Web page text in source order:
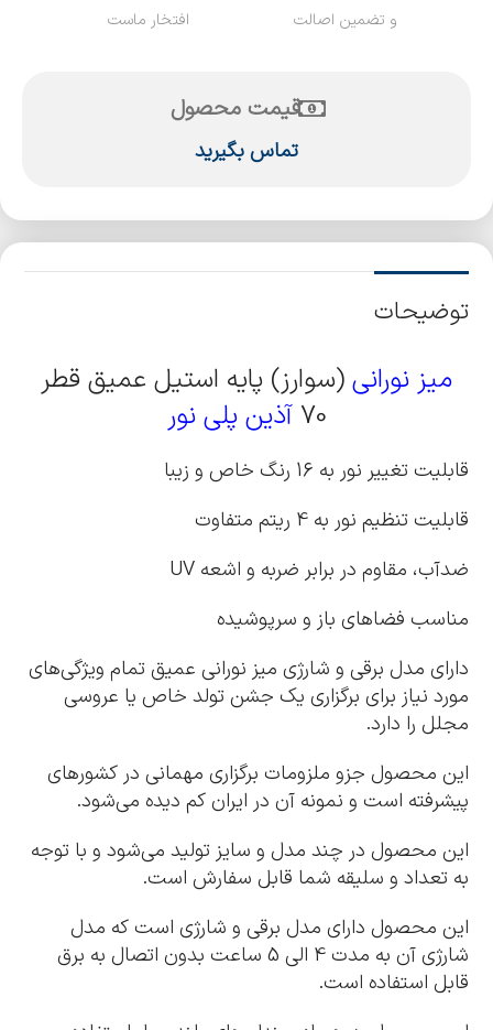
و تضمین اصالت افتخار ماست
قیمت محصول
تماس بگیرید
توضیحات
میز نورانی(سوارز) پایه استیل عمیق قطر
70 آذین پلی نور
قابلیت تغییر نور به 16 رنگ خاص و زیبا
قابلیت تنظیم نور به 4 ریتم متفاوت
ضدآب، مقاوم در برابر ضربه و اشعه UV
مناسب فضاهای باز و سرپوشیده
دارای مدل برقی و شارژی میز نورانی عمیق تمام ویژگی‌های
مورد نیاز برای برگزاری یک جشن تولد خاص یا عروسی
مجلل را دارد.
این محصول جزو ملزومات برگزاری مهمانی در کشورهای
پیشرفته است و نمونه آن در ایران کم دیده می‌شود.
این محصول در چند مدل و سایز تولید می‌شود و با توجه
به تعداد و سلیقه شما قابل سفارش است.
این محصول دارای مدل برقی و شارژی است که مدل
شارژی آن به مدت 4 الی 5 ساعت بدون اتصال به برق
قابل استفاده است.